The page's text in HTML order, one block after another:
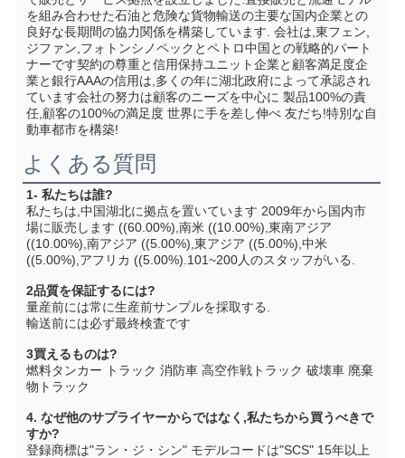
を組み合わせた石油と危険な貨物輸送の主要な国内企業との
良好な長期間の協力関係を構築しています. 会社は,東フェン,
ジファン,フォトンシノペックとペトロ中国との戦略的パート
ナーです契約の尊重と信用保持ユニット企業と顧客満足度企
業と銀行AAAの信用は,多くの年に湖北政府によって承認され
ています会社の努力は顧客のニーズを中心に 製品100%の責
任,顧客の100%の満足度 世界に手を差し伸べ 友だち!特別な自
動車都市を構築!
よくある質問
1- 私たちは誰?
私たちは,中国湖北に拠点を置いています 2009年から国内市
場に販売します ((60.00%),南米 ((10.00%),東南アジア
((10.00%),南アジア ((5.00%),東アジア ((5.00%),中米
((5.00%),アフリカ ((5.00%).101~200人のスタッフがいる.
2品質を保証するには?
量産前には常に生産前サンプルを採取する.
輸送前には必ず最終検査です
3買えるものは?
燃料タンカー トラック 消防車 高空作戦トラック 破壊車 廃棄
物トラック
4. なぜ他のサプライヤーからではなく,私たちから買うべきで
すか?
登録商標は"ラン・ジ・シン" モデルコードは"SCS" 15年以上